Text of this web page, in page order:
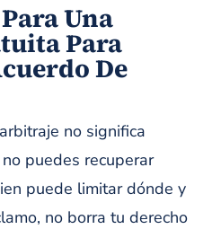
Una
Para
De
no significa
puedes recuperar
puede limitar dónde y
no borra tu derecho